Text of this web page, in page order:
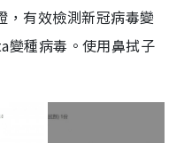
，有效檢測新冠病毒變
種病毒。使用鼻拭子